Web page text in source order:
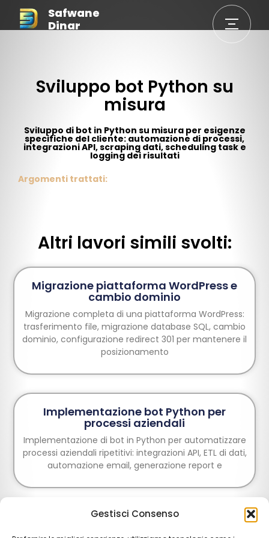
Gestisci Consenso
Safwane
Dinar
Sviluppo bot Python su
misura
Sviluppo di bot in Python su misura per esigenze
specifiche del cliente: automazione di processi,
integrazioni API, scraping dati, scheduling task e
logging dei risultati
Argomenti trattati:
Altri lavori simili svolti:
Migrazione piattaforma WordPress e
cambio dominio
Migrazione completa di una piattaforma WordPress:
trasferimento file, migrazione database SQL, cambio
dominio, configurazione redirect 301 per mantenere il
posizionamento
Implementazione bot Python per
processi aziendali
Implementazione di bot in Python per automatizzare
processi aziendali ripetitivi: integrazioni API, ETL di dati,
automazione email, generazione report e
Creazione e-commerce: progettazione e